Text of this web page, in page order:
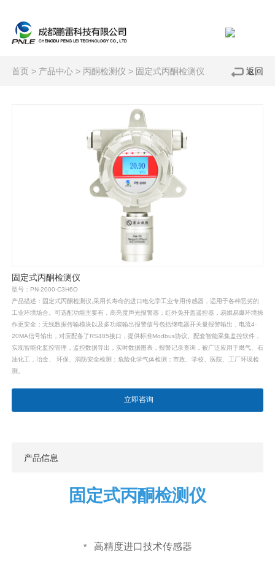
首页 > 产品中心 > 丙酮检测仪 > 固定式丙酮检测仪 返回
固定式丙酮检测仪
型号：PN-2000-C3H6O
产品描述：固定式丙酮检测仪,采用长寿命的进口电化学工业专用传感器，适用于各种恶劣的
工业环境场合。可选配功能主要有，高亮度声光报警器；红外免开盖遥控器，易燃易爆环境操
作更安全；无线数据传输模块以及多功能输出报警信号包括继电器开关量报警输出，电流4-
20MA信号输出，对应配备了RS485接口，提供标准Modbus协议。配套智能采集监控软件，
实现智能化监控管理，监控数据导出，实时数据图表，报警记录查询，被广泛应用于燃气、石
油化工，冶金、 环保、消防安全检测；危险化学气体检测；市政、学校、医院、工厂环境检
测。
立即咨询
产品信息
固定式丙酮检测仪
* 高精度进口技术传感器